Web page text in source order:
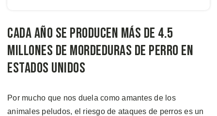
Cada Año se Producen Más de 4.5
Millones de Mordeduras de Perro en
Estados Unidos
Por mucho que nos duela como amantes de los
animales peludos, el riesgo de ataques de perros es un